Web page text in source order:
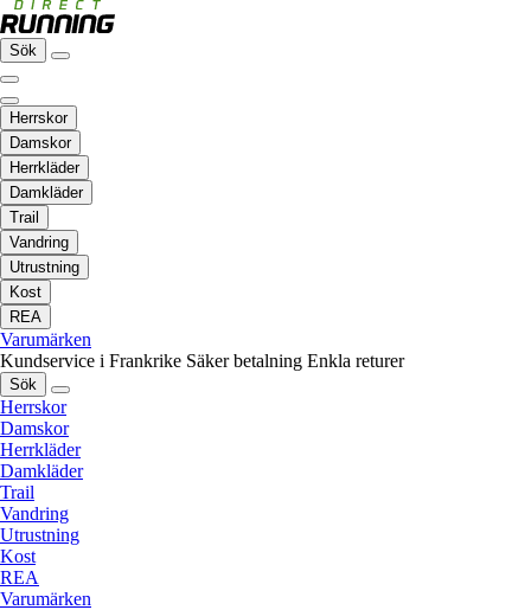
Sök
Herrskor
Damskor
Herrkläder
Damkläder
Trail
Vandring
Utrustning
Kost
REA
Varumärken
Kundservice i Frankrike Säker betalning Enkla returer
Sök
Herrskor
Damskor
Herrkläder
Damkläder
Trail
Vandring
Utrustning
Kost
REA
Varumärken